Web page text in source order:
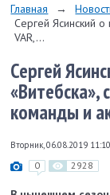
Главная →
Сергей Ясинский о
VAR,...
Сергей
«Витебска»,
команды и
Вторник, 06.08.2019 11:10
0 2928